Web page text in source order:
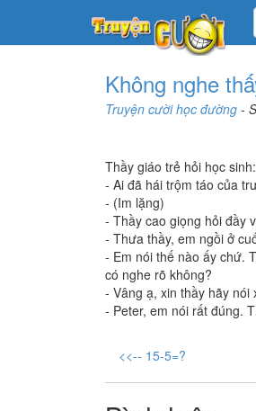
Không nghe
Truyện cười học đường -
Thầy giáo trẻ hỏi học sinh:
- Ai đã hái trộm táo của
- (Im lặng)
- Thầy cao giọng hỏi đầy
- Thưa thầy, em ngồi ở
- Em nói thế nào ấy chứ.
có nghe rõ không?
- Vâng ạ, xin thầy hãy
- Peter, em nói rất đúng.
<<-- 15-5=?